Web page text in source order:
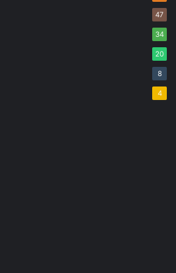
47
34
20
8
4